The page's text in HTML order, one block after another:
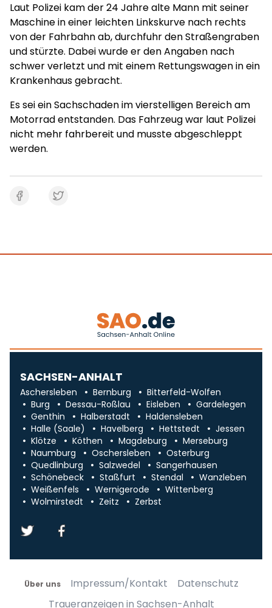
Laut Polizei kam der 24 Jahre alte Mann mit seiner
Maschine in einer leichten Linkskurve nach rechts
von der Fahrbahn ab, durchfuhr den Straßengraben
und stürzte. Dabei wurde er den Angaben nach
schwer verletzt und mit einem Rettungswagen in ein
Krankenhaus gebracht.
Es sei ein Sachschaden im vierstelligen Bereich am
Motorrad entstanden. Das Fahrzeug war laut Polizei
nicht mehr fahrbereit und musste abgeschleppt
werden.
SACHSEN-ANHALT
Aschersleben Bernburg
Bitterfeld-Wolfen
Burg
Dessau-Roßlau Eisleben
Gardelegen
Genthin
Halberstadt
Haldensleben
Halle (Saale)
Havelberg Hettstedt
Jessen
Klötze
Köthen Magdeburg
Merseburg
Naumburg
Oschersleben
Osterburg
Quedlinburg
Salzwedel
Sangerhausen
Schönebeck
Staßfurt Stendal
Wanzleben
Weißenfels
Wernigerode
Wittenberg
Wolmirstedt
Zeitz Zerbst
Über uns Impressum/Kontakt
Datenschutz
Traueranzeigen in Sachsen-Anhalt